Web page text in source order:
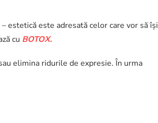
estetică este adresată celor care vor să își
cu BOTOX.
elimina ridurile de expresie. În urma